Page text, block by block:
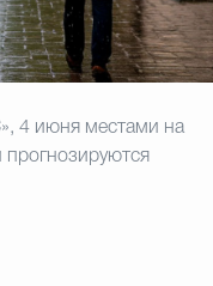
4 июня местами на